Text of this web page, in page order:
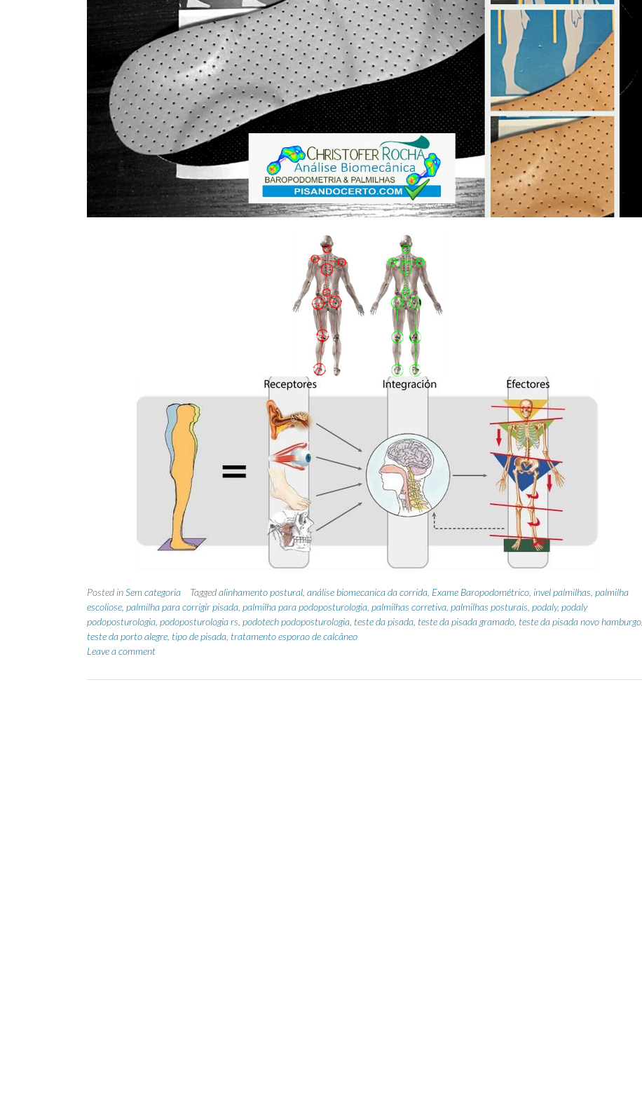
Posted inSem categoria Taggedalinhamento postural análise biomecanica da corrida Exame Baropodométrico invel palmilhas palmilha
escoliose palmilha para corrigir pisada palmilha para podoposturologia palmilhas corretiva palmilhas posturais podaly, podaly
podoposturologia podoposturologia rs podotech podoposturologia teste da pisada teste da pisada gramado teste da pisada novo hamburgo
teste da porto alegre tipo de pisada tratamento esporao de calcâneo
Leave a comment